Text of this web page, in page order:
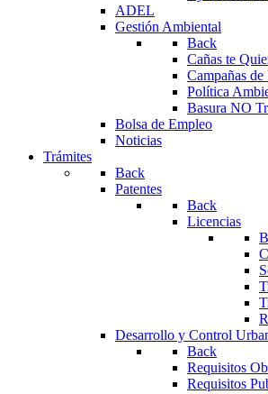
ADEL
Gestión Ambiental
Back
Cañas te
Campañas
Política
Basura NO
Bolsa de Empleo
Noticias
Trámites
Back
Patentes
Back
Licencias
Desarrollo y Control
Back
Requisitos
Requisitos